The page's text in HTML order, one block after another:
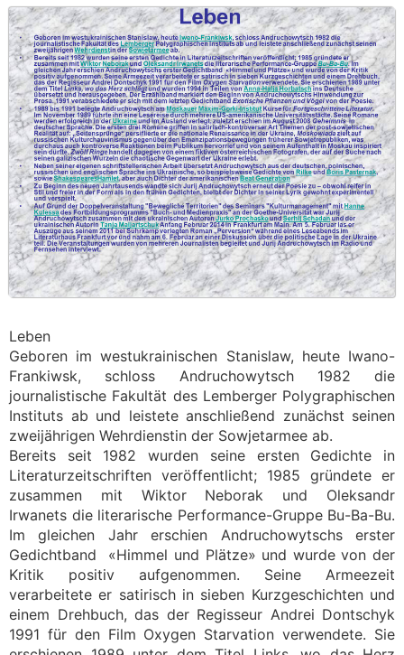
Leben
Geboren im westukrainischen Stanislaw, heute Iwano-
Frankiwsk, schloss Andruchowytsch 1982 die
journalistische Fakultät des Lemberger Polygraphischen
Instituts ab und leistete anschließend zunächst seinen
zweijährigen Wehrdienstin der Sowjetarmee ab.
Bereits seit 1982 wurden seine ersten Gedichte in
Literaturzeitschriften veröffentlicht; 1985 gründete er
zusammen mit Wiktor Neborak und Oleksandr
Irwanets die literarische Performance-Gruppe Bu-Ba-Bu.
Im gleichen Jahr erschien Andruchowytschs erster
Gedichtband «Himmel und Plätze» und wurde von der
Kritik positiv aufgenommen. Seine Armeezeit
verarbeitete er satirisch in sieben Kurzgeschichten und
einem Drehbuch, das der Regisseur Andrei Dontschyk
1991 für den Film Oxygen Starvation verwendete. Sie